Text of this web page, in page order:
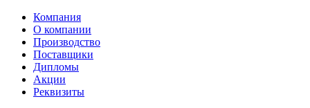
Компания
О компании
Производство
Поставщики
Дипломы
Акции
Реквизиты